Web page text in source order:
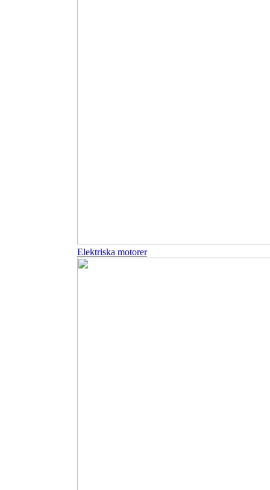
Elektriska motorer